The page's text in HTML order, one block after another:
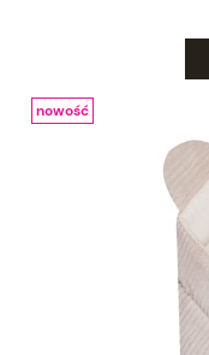
nowość